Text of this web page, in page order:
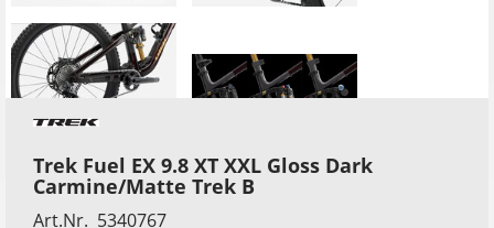
Trek Fuel EX 9.8 XT XXL Gloss Dark
Carmine/Matte Trek B
Art.Nr. 5340767